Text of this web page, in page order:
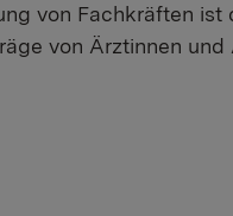
von Fachkräften ist
von Ärztinnen und